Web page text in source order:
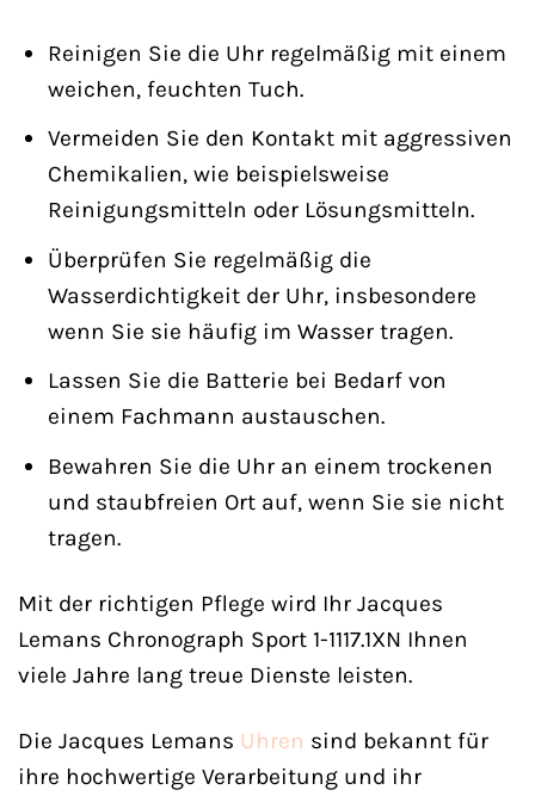
Reinigen Sie die Uhr regelmäßig mit einem
weichen, feuchten Tuch.
Vermeiden Sie den Kontakt mit aggressiven
Chemikalien, wie beispielsweise
Reinigungsmitteln oder Lösungsmitteln.
Überprüfen Sie regelmäßig die
Wasserdichtigkeit der Uhr, insbesondere
wenn Sie sie häufig im Wasser tragen.
Lassen Sie die Batterie bei Bedarf von
einem Fachmann austauschen.
Bewahren Sie die Uhr an einem trockenen
und staubfreien Ort auf, wenn Sie sie nicht
tragen.
Mit der richtigen Pflege wird Ihr Jacques
Lemans Chronograph Sport 1-1117.1XN Ihnen
viele Jahre lang treue Dienste leisten.
Die Jacques Lemans Uhren sind bekannt für
ihre hochwertige Verarbeitung und ihr